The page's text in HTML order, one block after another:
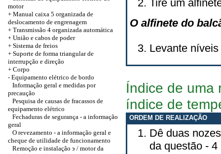
motor
+ Manual caixa 5 organizada de
deslocamento de engrenagem
+ Transmissão 4 organizada automática
+ União e cabos de poder
+ Sistema de freios
+ Suporte de forma triangular de
interrupção e direção
+ Corpo
- Equipamento elétrico de bordo
Informação geral e medidas por
precaução
Pesquisa de causas de fracassos de
equipamento elétrico
Fechaduras de segurança - a informação
geral
O revezamento - a informação geral e
cheque de utilidade de funcionamento
Remoção e instalação э / motor da
Tire um
O alfinete do
Levante
Índice de uma
índice de
ORDEM DE REALIZAÇÃO
Dê duas
da questão - 4